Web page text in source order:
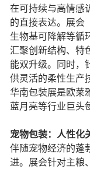
在可持续与高情感
的直接表达。展会
生物基可降解等循
汇聚创新结构、特
能双升级。同时，
供灵活的柔性生产
华南包装展是欧莱
蓝月亮等行业巨头
宠物包装：人性化
伴随宠物经济的蓬
进。展会针对主粮